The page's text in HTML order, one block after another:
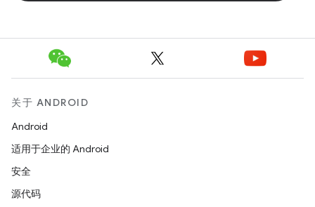
关于 ANDROID
Android
适用于企业的 Android
安全
源代码